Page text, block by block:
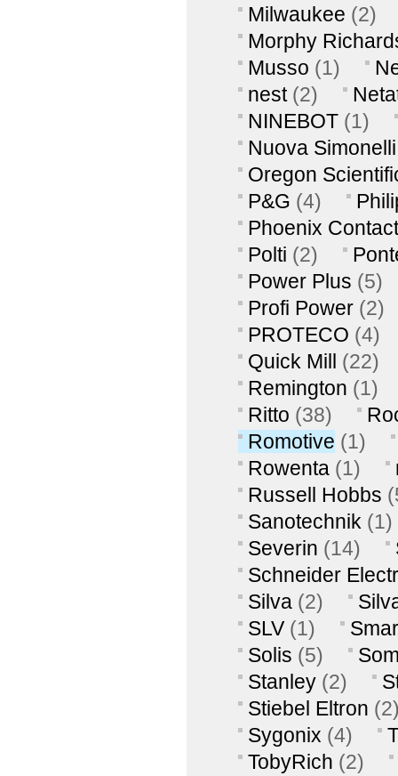
Milwaukee (2)
Morphy
Musso (1)
nest (2)
NINEBOT (1)
Nuova Simonelli
Oregon
P&G (4)
Phoenix Contact
Polti (2)
Power Plus (5)
Profi Power (2)
PROTECO (4)
Quick Mill (22)
Remington (1)
Ritto (38)
Romotive (1)
Rowenta (1)
Russell Hobbs
Sanotechnik (1)
Severin (14)
Schneider
Silva (2)
SLV (1)
Solis (5)
Stanley (2)
Stiebel Eltron
Sygonix (4)
TobyRich (2)